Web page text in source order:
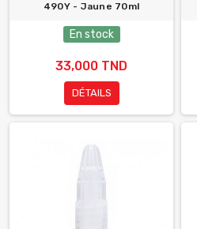
490Y - Jaune 70ml
En stock
33,000 TND
DÉTAILS